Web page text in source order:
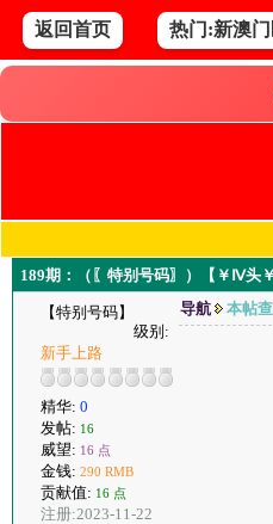
返回首页 热门:新澳
189期：（〖特别号码〗）【￥Ⅳ头
【特别号码】
级别:
新手上路
精华: 0
发帖: 16
威望: 16 点
金钱: 290 RMB
贡献值: 16 点
注册:2023-11-22
导航 本帖